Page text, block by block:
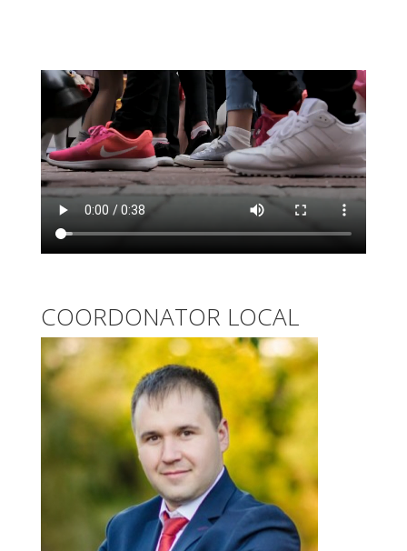
COORDONATOR LOCAL